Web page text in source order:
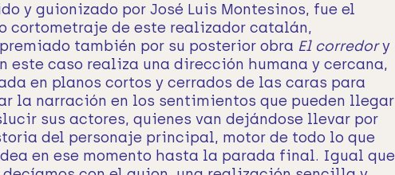
y guionizado por José Luis Montesinos, fue el
cortometraje de este realizador catalán,
también por su posterior obra El corredory
este caso realiza una dirección humana y cercana,
en planos cortos y cerrados de las caras para
la narración en los sentimientos que pueden llegar
sus actores, quienes van dejándose llevar por
del personaje principal, motor de todo lo que
en ese momento hasta la parada final. Igual que